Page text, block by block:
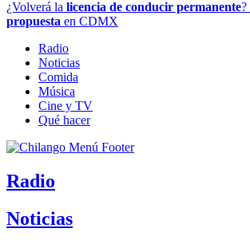
¿Volverá la licencia de conducir permanente?
propuesta en CDMX
Radio
Noticias
Comida
Música
Cine y TV
Qué hacer
Radio
Noticias